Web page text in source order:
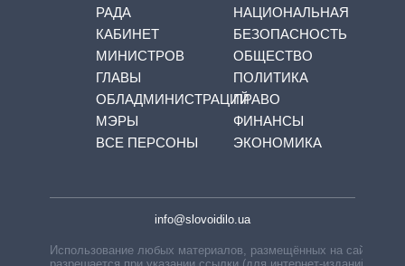
РАДА
КАБИНЕТ
МИНИСТРОВ
ГЛАВЫ
ОБЛАДМИНИСТРАЦИЙ
МЭРЫ
ВСЕ ПЕРСОНЫ
НАЦИОНАЛЬНАЯ
БЕЗОПАСНОСТЬ
ОБЩЕСТВО
ПОЛИТИКА
ПРАВО
ФИНАНСЫ
ЭКОНОМИКА
info@slovoidilo.ua
Использование любых материалов, размещённых на сайте,